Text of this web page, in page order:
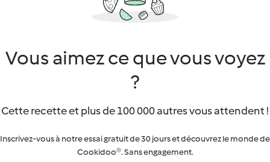
Vous aimez ce que vous voyez
?
Cette recette et plus de 100 000 autres vous attendent !
Inscrivez-vous à notre essai gratuit de 30 jours et découvrez le monde de
Cookidoo®. Sans engagement.